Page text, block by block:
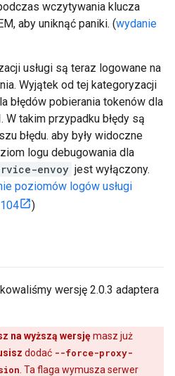
wczytywania klucza
aby uniknąć paniki. (wydanie
usługi są teraz logowane na
Wyjątek od tej kategoryzacji
błędów pobierania tokenów dla
takim przypadku błędy są
błędu. aby były widoczne
logu debugowania dla
envoy jest wyłączony.
poziomów logów usługi
)
wersję 2.0.3 adaptera
na wyższą wersjęmasz już
dodać --force-proxy-
. Ta flaga wymusza serwer